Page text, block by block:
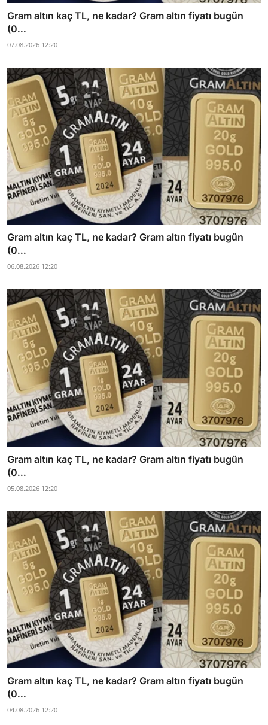
Gram altın kaç TL, ne kadar? Gram altın fiyatı bugün
(0...
07.08.2026 12:20
Gram altın kaç TL, ne kadar? Gram altın fiyatı bugün
(0...
06.08.2026 12:20
Gram altın kaç TL, ne kadar? Gram altın fiyatı bugün
(0...
05.08.2026 12:20
Gram altın kaç TL, ne kadar? Gram altın fiyatı bugün
(0...
04.08.2026 12:20